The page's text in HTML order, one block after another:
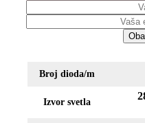
Broj dioda/m
Izvor svetla